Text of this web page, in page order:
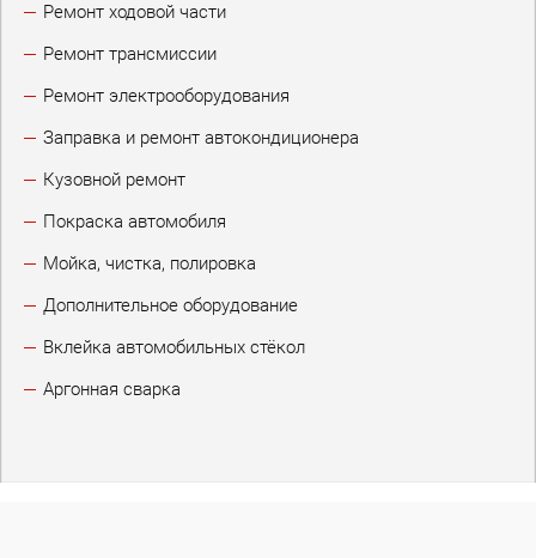
Ремонт ходовой части
Ремонт трансмиссии
Ремонт электрооборудования
Заправка и ремонт автокондиционера
Кузовной ремонт
Покраска автомобиля
Мойка, чистка, полировка
Дополнительное оборудование
Вклейка автомобильных стёкол
Аргонная сварка